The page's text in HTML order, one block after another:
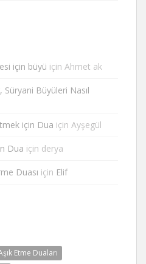
için büyü için Ahmet ak
Büyüleri Nasıl
için Dua için Ayşegül
Dua için derya
Duası için Elif
Etme Duaları